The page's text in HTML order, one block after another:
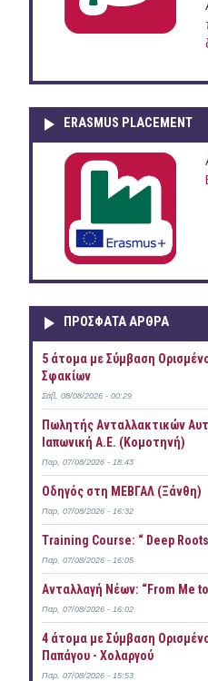
ERASMUS PLACEMENT
ΠΡOΣΦΑΤΑ AΡΘΡΑ
5 άτομα με Σύμβαση
Σφακίων
Σάβ, 08/08/2026 - 00:29
Πωλητής Ανταλλακτικών
Ιαπωνική Α.Ε. (Κομοτηνή)
Παρ, 07/08/2026 - 18:43
Οδηγός στη ΜΕΒΓΑΛ (Ξάνθη)
Παρ, 07/08/2026 - 16:32
Training Course: “ Deep
Παρ, 07/08/2026 - 16:05
Ανταλλαγή Νέων: “From Me
Παρ, 07/08/2026 - 16:02
4 άτομα με Σύμβαση
Παπάγου - Χολαργού
Παρ, 07/08/2026 - 15:53